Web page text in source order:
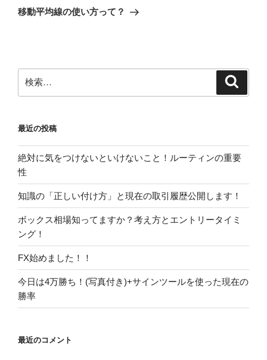
ゲ
ン
の
移動平均線の使い方って？
索:
最近の投稿
絶対に気をつけないといけないこと！ルーティンの重要
性
知識の「正しい付け方」と現在の取引履歴公開します！
ボックス相場知ってますか？考え方とエントリータイミ
ング！
FX始めました！！
今日は4万勝ち！(写真付き)+サインツールを使った現在の
勝率
最近のコメント